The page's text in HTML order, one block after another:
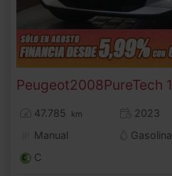
Peugeot2008
47.785 km
2023
Manual
Gasolina
C